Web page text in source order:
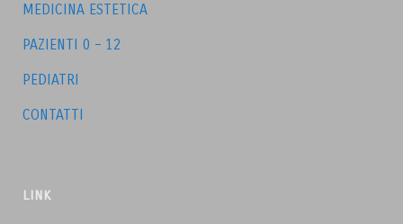
MEDICINA ESTETICA
PAZIENTI 0 – 12
PEDIATRI
CONTATTI
LINK